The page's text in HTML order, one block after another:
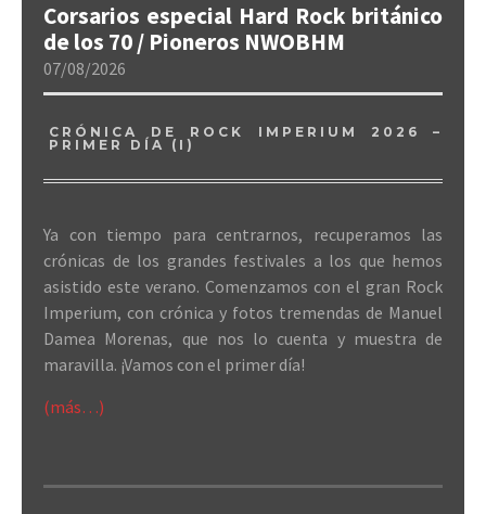
Corsarios especial Hard Rock británico
de los 70 / Pioneros NWOBHM
07/08/2026
CRÓNICA DE ROCK IMPERIUM 2026 –
PRIMER DÍA (I)
Ya con tiempo para centrarnos, recuperamos las
crónicas de los grandes festivales a los que hemos
asistido este verano. Comenzamos con el gran Rock
Imperium, con crónica y fotos tremendas de Manuel
Damea Morenas, que nos lo cuenta y muestra de
maravilla. ¡Vamos con el primer día!
(más…)